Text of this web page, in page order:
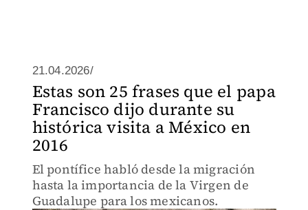
21.04.2026/
Estas son 25 frases que el papa
Francisco dijo durante su
histórica visita a México en
2016
El pontífice habló desde la migración
hasta la importancia de la Virgen de
Guadalupe para los mexicanos.